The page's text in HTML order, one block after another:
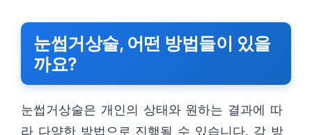
눈썹거상술, 어떤 방법들이 있을
까요?
눈썹거상술은 개인의 상태와 원하는 결과에 따
라 다양한 방법으로 진행될 수 있습니다. 각 방